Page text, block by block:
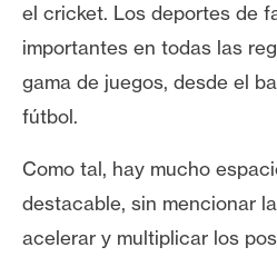
el cricket. Los deportes de
importantes en todas las
gama de juegos, desde el
fútbol.
Como tal, hay mucho
destacable, sin mencionar
acelerar y multiplicar los